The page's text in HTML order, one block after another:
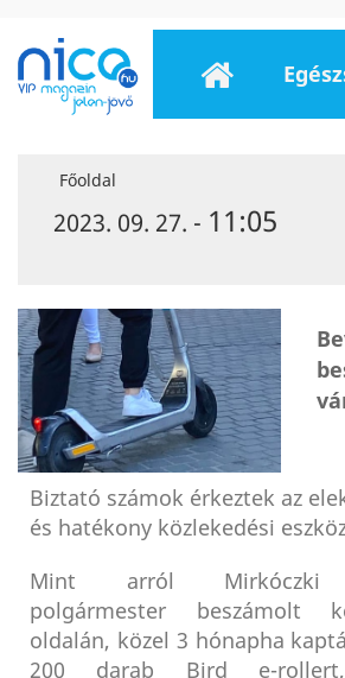
Főoldal
2023. 09. 27. - 11:05
Biztató számok érkeztek az
és hatékony közlekedési
Mint arról Mirkóczki
polgármester beszámolt
oldalán, közel 3 hónapha
200 darab Bird e-